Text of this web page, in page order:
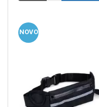
NOVO